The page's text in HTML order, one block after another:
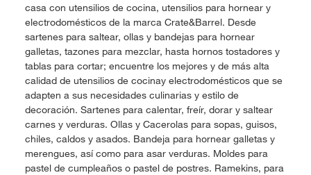
casa con utensilios de cocina, utensilios para hornear y
electrodomésticos de la marca Crate&Barrel. Desde
sartenes para saltear, ollas y bandejas para hornear
galletas, tazones para mezclar, hasta hornos tostadores y
tablas para cortar; encuentre los mejores y de más alta
calidad de utensilios de cocinay electrodomésticos que se
adapten a sus necesidades culinarias y estilo de
decoración. Sartenes para calentar, freír, dorar y saltear
carnes y verduras. Ollas y Cacerolas para sopas, guisos,
chiles, caldos y asados. Bandeja para hornear galletas y
merengues, así como para asar verduras. Moldes para
pastel de cumpleaños o pastel de postres. Ramekins, para